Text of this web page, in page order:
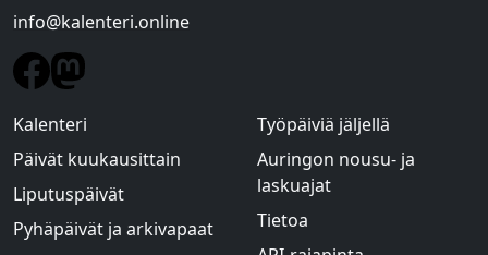
info@kalenteri.online
Kalenteri
Päivät kuukausittain
Liputuspäivät
Pyhäpäivät ja arkivapaat
Työpäiviä jäljellä
Auringon nousu- ja
laskuajat
Tietoa